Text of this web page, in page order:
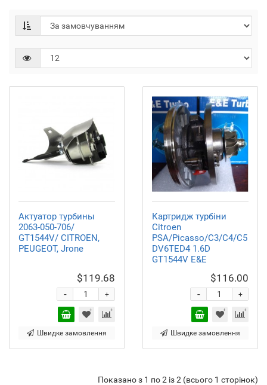
Актуатор турбины
2063-050-706/
GT1544V/ CITROEN,
PEUGEOT, Jrone
$119.68
+
-
Швидке замовлення
Картридж турбіни
Citroen
PSA/Picasso/C3/C4/C5
DV6TED4 1.6D
GT1544V E&E
$116.00
+
-
Швидке замовлення
Показано з 1 по 2 із 2 (всього 1 сторінок)